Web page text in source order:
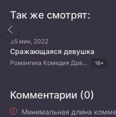
Так же смотрят:
35 мин, 2022
Сражающаяся девушка
Романтика Комедия Драма Китайские дорамы 16+
Комментарии (0)
Минимальная длина